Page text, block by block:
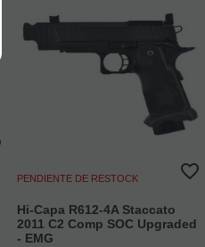
PENDIENTE DE RESTOCK
Hi-Capa R612-4A Staccato
2011 C2 Comp SOC Upgraded
- EMG